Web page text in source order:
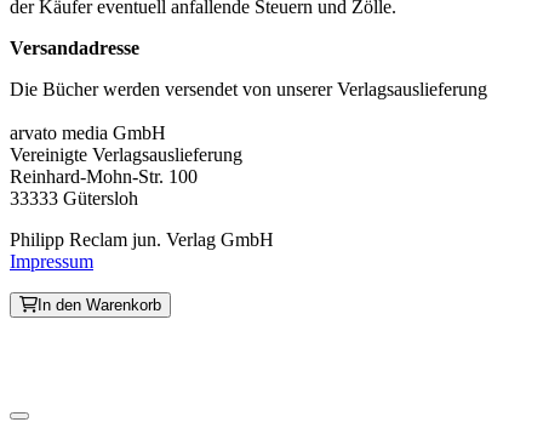
der Käufer eventuell anfallende Steuern und Zölle.
Versandadresse
Die Bücher werden versendet von unserer Verlagsauslieferung
arvato media GmbH
Vereinigte Verlagsauslieferung
Reinhard-Mohn-Str. 100
33333 Gütersloh
Philipp Reclam jun. Verlag GmbH
Impressum
In den Warenkorb